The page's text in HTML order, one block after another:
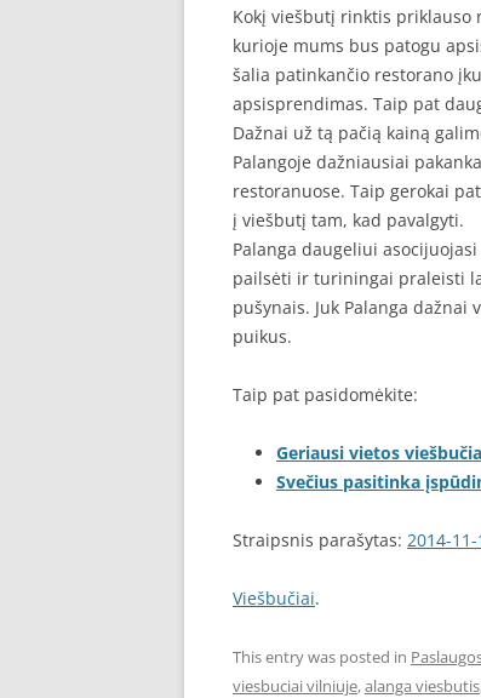
Kokį viešbutį rinktis priklauso
kurioje mums bus patogu
šalia patinkančio restorano
apsisprendimas. Taip pat
Dažnai už tą pačią kainą
Palangoje dažniausiai
restoranuose. Taip gerokai
į viešbutį tam, kad pavalgyti.
Palanga daugeliui
pailsėti ir turiningai praleisti
pušynais. Juk Palanga
puikus.
Taip pat pasidomėkite:
Geriausi vietos
Svečius pasitinka
Straipsnis parašytas: 2014-11-
Viešbučiai.
This entry was posted in
viesbuciai vilniuje,alanga viesbutis